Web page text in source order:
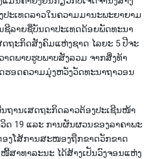
ປະ​ເທດ​ລາວໃນ​ຄວາມ​ມາ​ນະ​ພະ​ຍາ​ຍາມ​
ລາຍ​ຊື່​ບັນ​ດາ​ປະ​ເທດ​ດ້ອຍ​ພັດ​ທະ​ນາ
ຖະ​ກິດ​ສັງ​ຄົມແຫ່ງຊາດ ໄລ​ຍະ 5 ປີ​ຈະ​
າດພາບ​ຮູບພາບ​​ສັງ​ລວມ ຈາກ​ສິ່ງ​ທ້າ​
ຮອດ​ຄວາມ​ມຸ່ງ​ຫວັງ​ວັດ​ທະ​ນາ​ຖາ​ວອນ​
ຖານ​ເສດ​ຖະ​ກິດລາວ​ຕ້ອງ​ປະ​ເຊີນ​ໜ້າ​
ດ 19 ແລະ ການຜັນຜວນ​ຂອງ​ລາຄາ​ພະ​
ອງ​ໂສ້​ການ​ສະ​ໜອງ​ຖືກ​ຂາດ​ວັກ​ຂາດ​
ສາ​ທາ​ລະ​ນະ ໄດ້​ສ້າງເປັນວົງຈອນ​ແຫ່ງ​